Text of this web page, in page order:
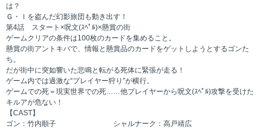
は？
Ｇ・Ｉを盗んだ幻影旅団も動き出す！
第4話 スタート×呪文(ｽﾍﾟﾙ)×懸賞の街
ゲームクリアの条件は100枚のカードを集めること。
懸賞の街アントキバで、情報と懸賞品のカードをゲットしようとするゴンた
ち。
だが街中に突如響いた悲鳴と転がる死体に緊張が走る！
ゲーム内では過激な“プレイヤー狩り”が横行。
ゲームでの死＝現実世界での死……他プレイヤーから呪文(ｽﾍﾟﾙ)攻撃を受けた
キルアが危ない！
【CAST】
ゴン：竹内順子 シャルナーク：高戸靖広